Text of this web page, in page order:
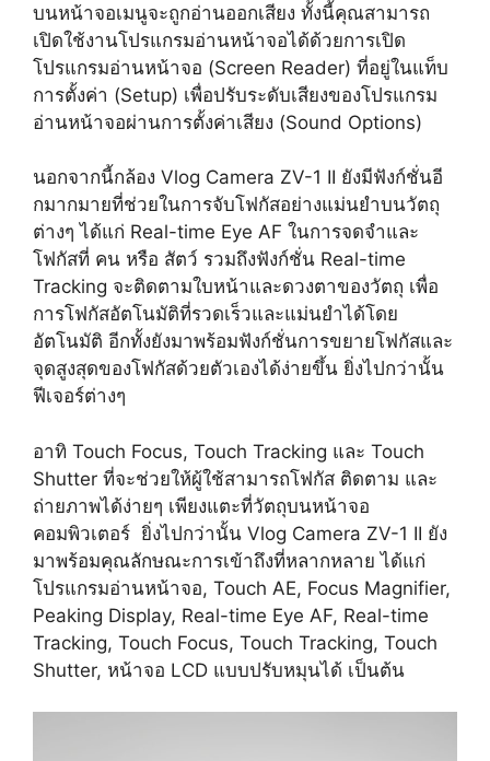
บนหน้าจอเมนูจะถูกอ่านออกเสียง ทั้งนี้คุณสามารถ
เปิดใช้งานโปรแกรมอ่านหน้าจอได้ด้วยการเปิด
โปรแกรมอ่านหน้าจอ (Screen Reader) ที่อยู่ในแท็บ
การตั้งค่า (Setup) เพื่อปรับระดับเสียงของโปรแกรม
อ่านหน้าจอผ่านการตั้งค่าเสียง (Sound Options)
นอกจากนี้กล้อง Vlog Camera ZV-1 II ยังมีฟังก์ชั่นอี
กมากมายที่ช่วยในการจับโฟกัสอย่างแม่นยำบนวัตถุ
ต่างๆ ได้แก่ Real-time Eye AF ในการจดจำและ
โฟกัสที่ คน หรือ สัตว์ รวมถึงฟังก์ชั่น Real-time
Tracking จะติดตามใบหน้าและดวงตาของวัตถุ เพื่อ
การโฟกัสอัตโนมัติที่รวดเร็วและแม่นยำได้โดย
อัตโนมัติ อีกทั้งยังมาพร้อมฟังก์ชั่นการขยายโฟกัสและ
จุดสูงสุดของโฟกัสด้วยตัวเองได้ง่ายขึ้น ยิ่งไปกว่านั้น
ฟีเจอร์ต่างๆ
อาทิ Touch Focus, Touch Tracking และ Touch
Shutter ที่จะช่วยให้ผู้ใช้สามารถโฟกัส ติดตาม และ
ถ่ายภาพได้ง่ายๆ เพียงแตะที่วัตถุบนหน้าจอ
คอมพิวเตอร์ ยิ่งไปกว่านั้น Vlog Camera ZV-1 II ยัง
มาพร้อมคุณลักษณะการเข้าถึงที่หลากหลาย ได้แก่
โปรแกรมอ่านหน้าจอ, Touch AE, Focus Magnifier,
Peaking Display, Real-time Eye AF, Real-time
Tracking, Touch Focus, Touch Tracking, Touch
Shutter, หน้าจอ LCD แบบปรับหมุนได้ เป็นต้น